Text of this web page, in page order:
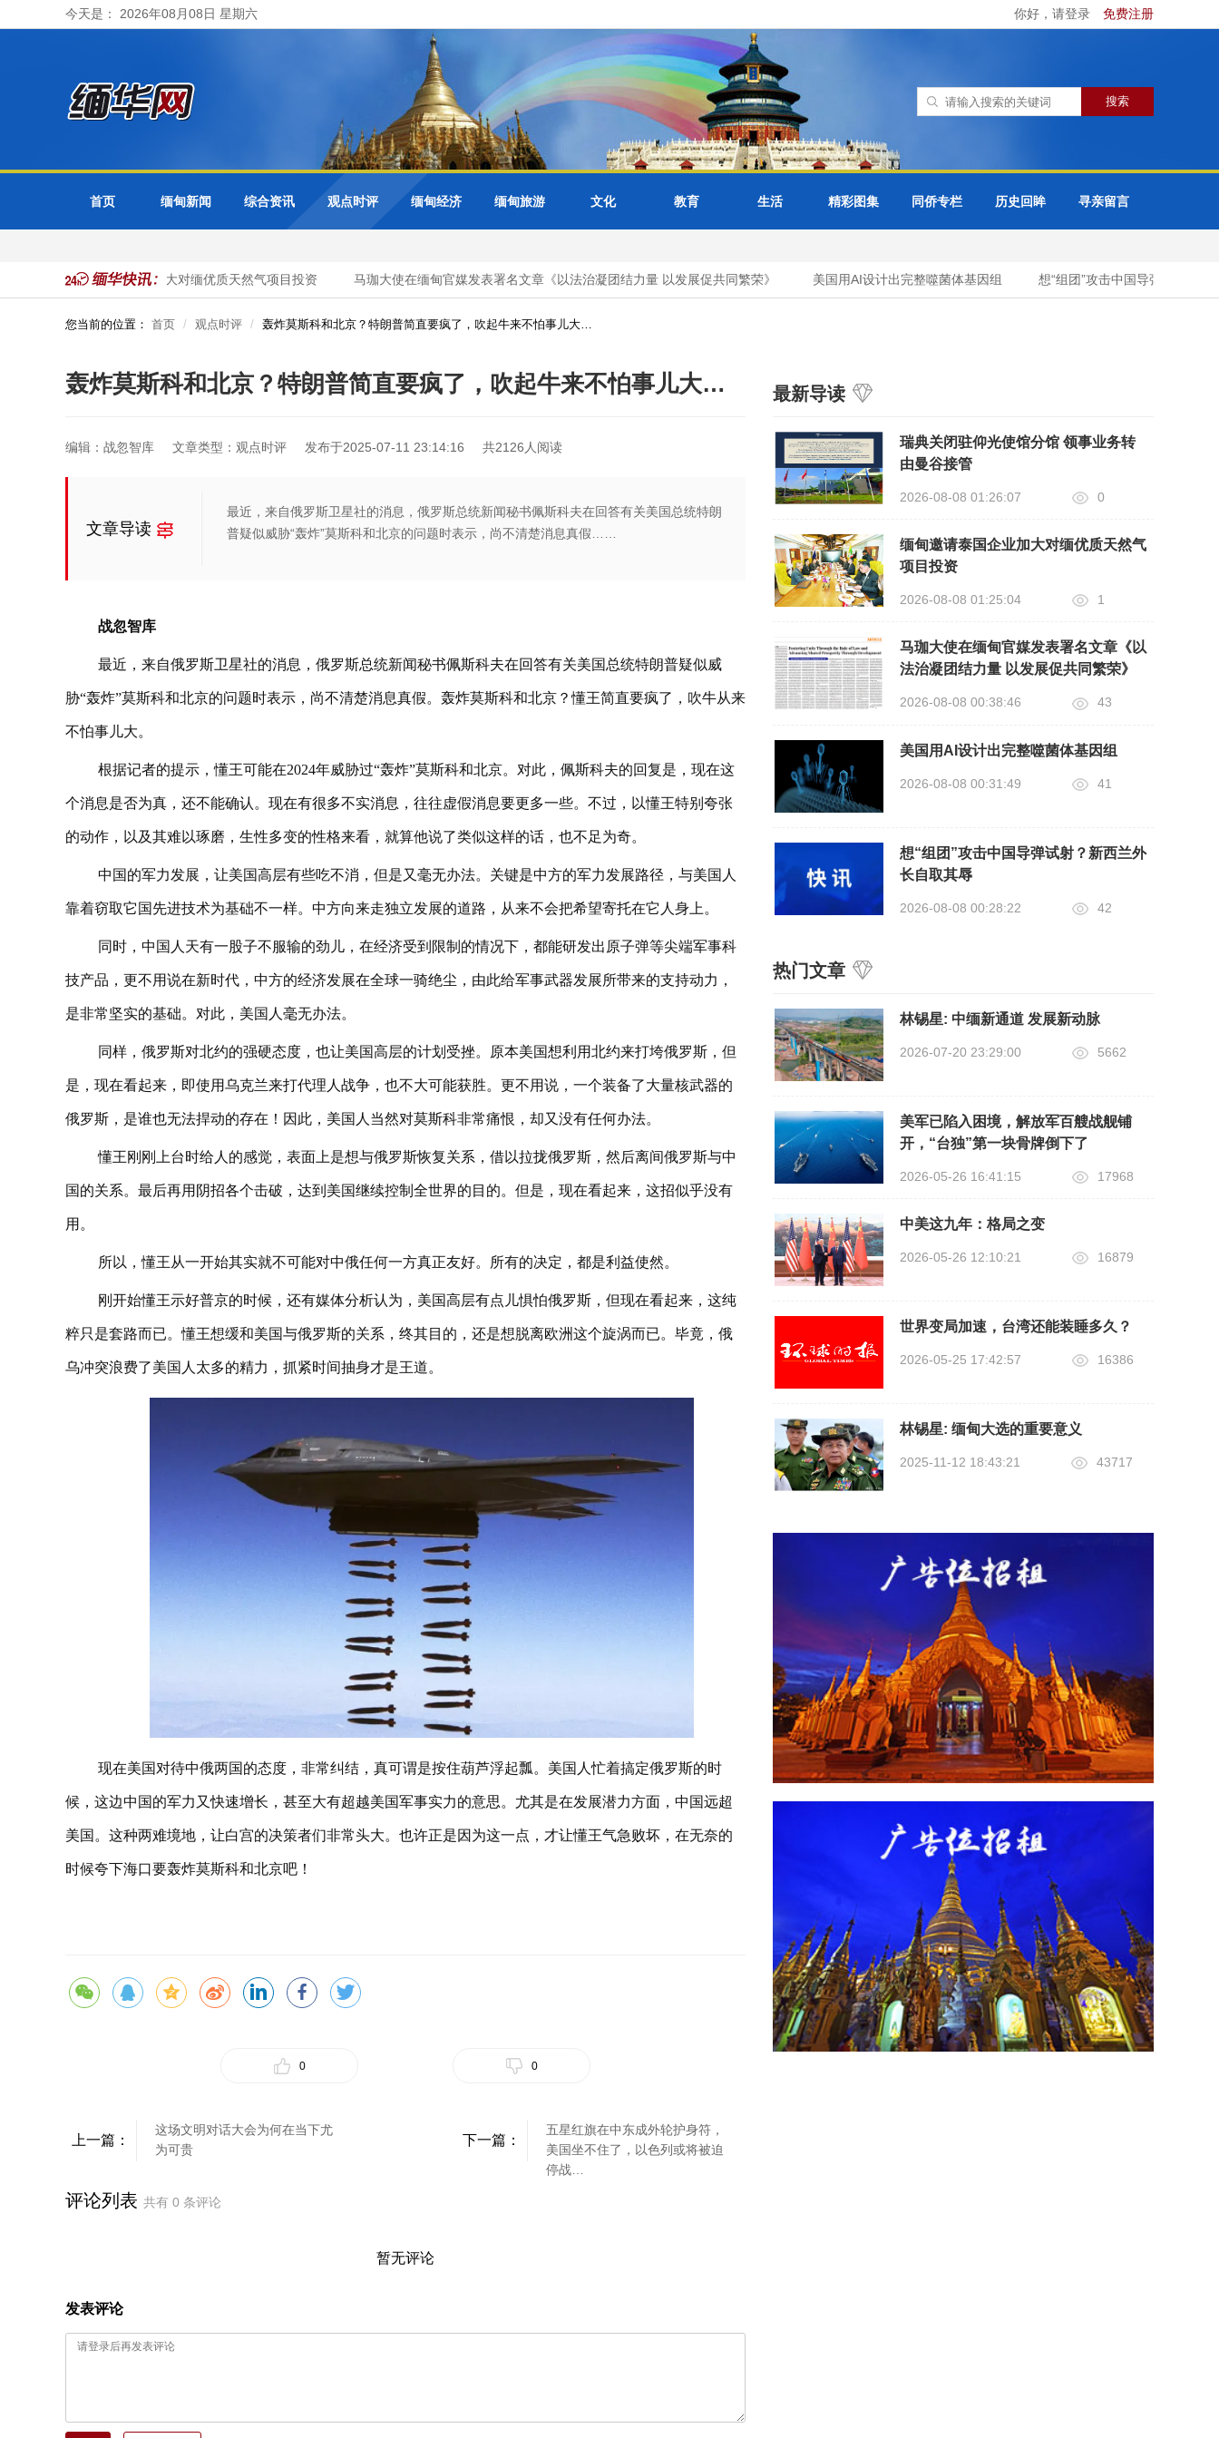
今天是： 2026年08月08日 星期六 你好，请登录 免费注册
首页 缅甸新闻 综合资讯 观点时评 缅甸经济 缅甸旅游 文化 教育 生活 精彩图集 同侨专栏 历史回眸 寻亲留言
缅甸邀请泰国企业加大对缅优质天然气项目投资 马珈大使在缅甸官媒发表署名文章《以法治凝团结力量 以发展促共同繁荣》 美国用AI设计出完整噬菌体基因组 想“组团”攻击中国导弹试射？新西
您当前的位置： 首页 观点时评 轰炸莫斯科和北京？特朗普简直要疯了，吹起牛来不怕事儿大…
轰炸莫斯科和北京？特朗普简直要疯了，吹起牛来不怕事儿大…
编辑：战忽智库 文章类型：观点时评 发布于2025-07-11 23:14:16 共2126人阅读
文章导读
最近，来自俄罗斯卫星社的消息，俄罗斯总统新闻秘书佩斯科夫在回答有关美国总统特朗
普疑似威胁“轰炸”莫斯科和北京的问题时表示，尚不清楚消息真假……
战忽智库
最近，来自俄罗斯卫星社的消息，俄罗斯总统新闻秘书佩斯科夫在回答有关美国总统特朗普疑似威
胁“轰炸”莫斯科和北京的问题时表示，尚不清楚消息真假。轰炸莫斯科和北京？懂王简直要疯了，吹牛从来
不怕事儿大。
根据记者的提示，懂王可能在2024年威胁过“轰炸”莫斯科和北京。对此，佩斯科夫的回复是，现在这
个消息是否为真，还不能确认。现在有很多不实消息，往往虚假消息要更多一些。不过，以懂王特别夸张
的动作，以及其难以琢磨，生性多变的性格来看，就算他说了类似这样的话，也不足为奇。
中国的军力发展，让美国高层有些吃不消，但是又毫无办法。关键是中方的军力发展路径，与美国人
靠着窃取它国先进技术为基础不一样。中方向来走独立发展的道路，从来不会把希望寄托在它人身上。
同时，中国人天有一股子不服输的劲儿，在经济受到限制的情况下，都能研发出原子弹等尖端军事科
技产品，更不用说在新时代，中方的经济发展在全球一骑绝尘，由此给军事武器发展所带来的支持动力，
是非常坚实的基础。对此，美国人毫无办法。
同样，俄罗斯对北约的强硬态度，也让美国高层的计划受挫。原本美国想利用北约来打垮俄罗斯，但
是，现在看起来，即使用乌克兰来打代理人战争，也不大可能获胜。更不用说，一个装备了大量核武器的
俄罗斯，是谁也无法捍动的存在！因此，美国人当然对莫斯科非常痛恨，却又没有任何办法。
懂王刚刚上台时给人的感觉，表面上是想与俄罗斯恢复关系，借以拉拢俄罗斯，然后离间俄罗斯与中
国的关系。最后再用阴招各个击破，达到美国继续控制全世界的目的。但是，现在看起来，这招似乎没有
用。
所以，懂王从一开始其实就不可能对中俄任何一方真正友好。所有的决定，都是利益使然。
刚开始懂王示好普京的时候，还有媒体分析认为，美国高层有点儿惧怕俄罗斯，但现在看起来，这纯
粹只是套路而已。懂王想缓和美国与俄罗斯的关系，终其目的，还是想脱离欧洲这个旋涡而已。毕竟，俄
乌冲突浪费了美国人太多的精力，抓紧时间抽身才是王道。
现在美国对待中俄两国的态度，非常纠结，真可谓是按住葫芦浮起瓢。美国人忙着搞定俄罗斯的时
候，这边中国的军力又快速增长，甚至大有超越美国军事实力的意思。尤其是在发展潜力方面，中国远超
美国。这种两难境地，让白宫的决策者们非常头大。也许正是因为这一点，才让懂王气急败坏，在无奈的
时候夸下海口要轰炸莫斯科和北京吧！
0 0
上一篇：
这场文明对话大会为何在当下尤
为可贵
下一篇：
五星红旗在中东成外轮护身符，
美国坐不住了，以色列或将被迫
停战…
评论列表 共有 0 条评论
暂无评论
发表评论
最新导读
瑞典关闭驻仰光使馆分馆 领事业务转
由曼谷接管
2026-08-08 01:26:07 0
缅甸邀请泰国企业加大对缅优质天然气
项目投资
2026-08-08 01:25:04 1
马珈大使在缅甸官媒发表署名文章《以
法治凝团结力量 以发展促共同繁荣》
2026-08-08 00:38:46 43
美国用AI设计出完整噬菌体基因组
2026-08-08 00:31:49 41
想“组团”攻击中国导弹试射？新西兰外
长自取其辱
2026-08-08 00:28:22 42
热门文章
​林锡星: 中缅新通道 发展新动脉
2026-07-20 23:29:00 5662
美军已陷入困境，解放军百艘战舰铺
开，“台独”第一块骨牌倒下了
2026-05-26 16:41:15 17968
中美这九年：格局之变
2026-05-26 12:10:21 16879
世界变局加速，台湾还能装睡多久？
2026-05-25 17:42:57 16386
林锡星: 缅甸大选的重要意义
2025-11-12 18:43:21 43717